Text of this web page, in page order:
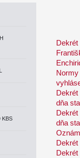
KBS
Normy
Dekrét
dňa
Dekrét
dňa